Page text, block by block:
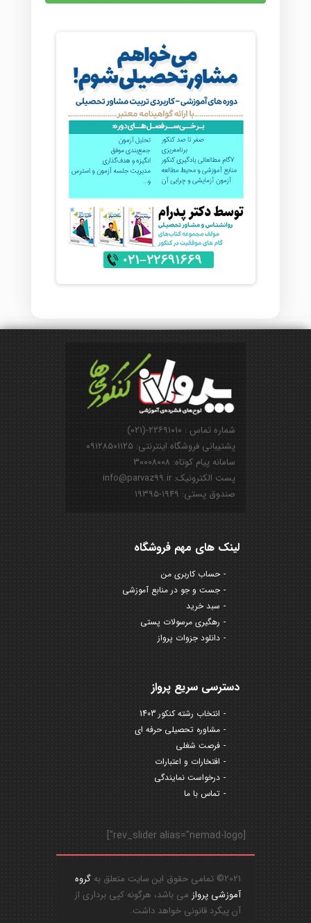
شماره تماس : ۲۲۶۹۱۰۱۰-(۰۲۱)
پشتیبانی فروشگاه اینترنتی: ۰۹۱۲۸۵۰۱۱۲۵
سامانه پیام کوتاه: ۳۰۰۰۸۰۰۸
پست الکترونیک: info@parvaz99.ir
صندوق پستی: ۱۹۴۹-۱۹۳۹۵
لینک های مهم فروشگاه
حساب کاربری من
جست و جو در منابع آموزشی
سبد خرید
رهگیری مرسولات پستی
دانلود جزوات پرواز
دسترسی سریع پرواز
انتخاب رشته کنکور 1403
مشاوره تحصیلی حرفه ای
فرصت شغلی
افتخارات و اعتبارات
درخواست نمایندگی
تماس با ما
[rev_slider alias="nemad-logo"]
2021© تمامی حقوق این سایت متعلق به
گروه
آموزشی پرواز می باشد، هرگونه کپی برداری از
آن پیگرد قانونی خواهد داشت.